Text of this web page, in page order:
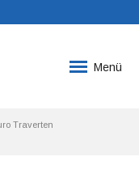
Menü
Traverten